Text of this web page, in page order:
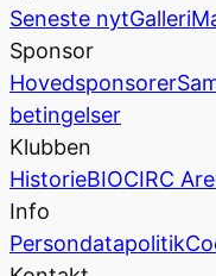
Seneste nytGalleri
Sponsor
Hovedsponsorer
betingelser
Klubben
HistorieBIOCIRC
Info
Persondatapolitik